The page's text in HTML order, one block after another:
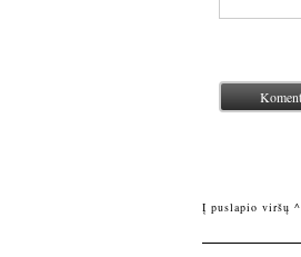
Į puslapio viršų ^